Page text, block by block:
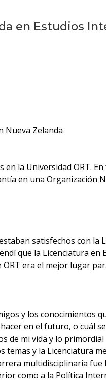
en Estudios
Nueva Zelanda
la Universidad ORT.
en una Organización
satisfechos con la
que la Licenciatura
era el mejor lugar
y los conocimientos
en el futuro, o cuál
mi vida y lo
y la Licenciatura
multidisciplinaria
como a la Política